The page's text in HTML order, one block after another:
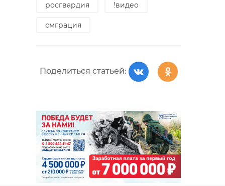
росгвардия !видео
смграция
Поделиться статьей: